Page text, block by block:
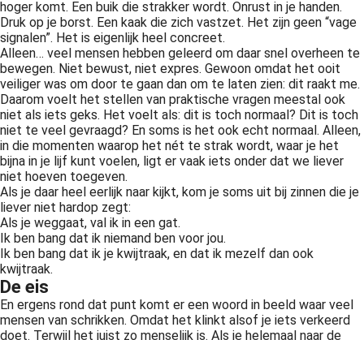
hoger komt. Een buik die strakker wordt. Onrust in je handen.
Druk op je borst. Een kaak die zich vastzet. Het zijn geen “vage
signalen”. Het is eigenlijk heel concreet.
Alleen… veel mensen hebben geleerd om daar snel overheen te
bewegen. Niet bewust, niet expres. Gewoon omdat het ooit
veiliger was om door te gaan dan om te laten zien: dit raakt me.
Daarom voelt het stellen van praktische vragen meestal ook
niet als iets geks. Het voelt als: dit is toch normaal? Dit is toch
niet te veel gevraagd? En soms is het ook echt normaal. Alleen,
in die momenten waarop het nét te strak wordt, waar je het
bijna in je lijf kunt voelen, ligt er vaak iets onder dat we liever
niet hoeven toegeven.
Als je daar heel eerlijk naar kijkt, kom je soms uit bij zinnen die je
liever niet hardop zegt:
Als je weggaat, val ik in een gat.
Ik ben bang dat ik niemand ben voor jou.
Ik ben bang dat ik je kwijtraak, en dat ik mezelf dan ook
kwijtraak.
De eis
En ergens rond dat punt komt er een woord in beeld waar veel
mensen van schrikken. Omdat het klinkt alsof je iets verkeerd
doet. Terwijl het juist zo menselijk is. Als je helemaal naar de